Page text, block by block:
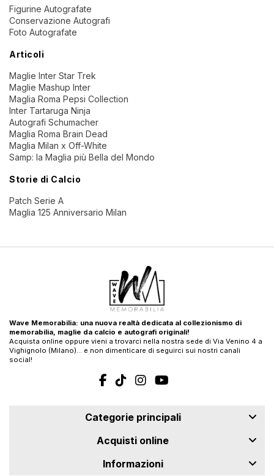
Figurine Autografate
Conservazione Autografi
Foto Autografate
Articoli
Maglie Inter Star Trek
Maglie Mashup Inter
Maglia Roma Pepsi Collection
Inter Tartaruga Ninja
Autografi Schumacher
Maglia Roma Brain Dead
Maglia Milan x Off-White
Samp: la Maglia più Bella del Mondo
Storie di Calcio
Patch Serie A
Maglia 125 Anniversario Milan
Wave Memorabilia: una nuova realtà dedicata al collezionismo di
memorabilia, maglie da calcio e autografi originali!
Acquista online oppure vieni a trovarci nella nostra sede di Via Venino 4 a
Vighignolo (Milano)… e non dimenticare di seguirci sui nostri canali
social!
Categorie principali
Acquisti online
Informazioni